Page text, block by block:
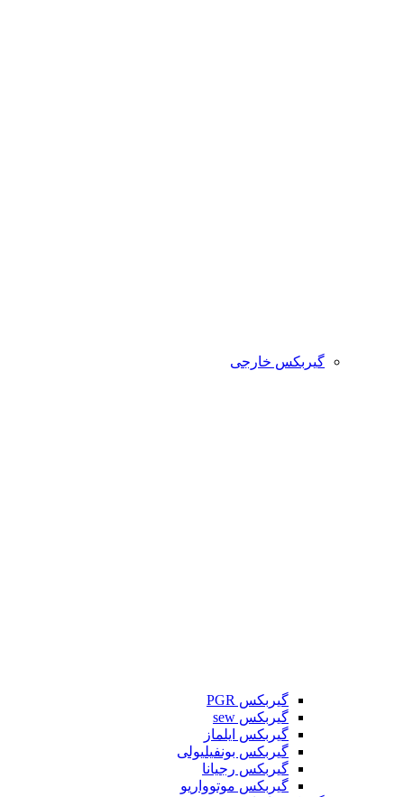
گیربکس خارجی
گیربکس PGR
گیربکس sew
گیربکس ایلماز
گیربکس بونفیلیولی
گیربکس رجیانا
گیربکس موتوواریو